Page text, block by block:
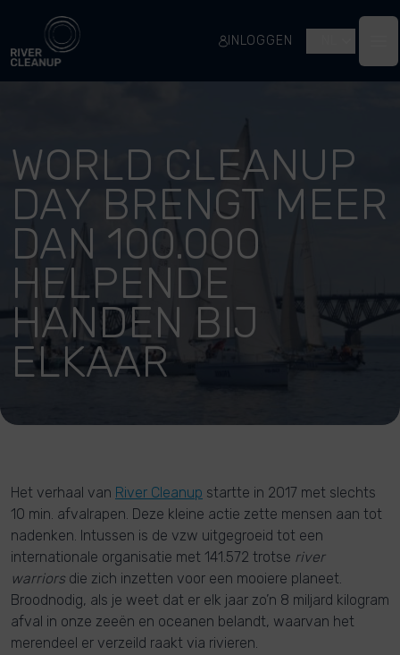
River Cleanup
INLOGGEN
WORLD CLEANUP
DAY BRENGT MEER
DAN 100.000
HELPENDE
HANDEN BIJ
ELKAAR
Het verhaal van River Cleanup startte in 2017 met slechts
10 min. afvalrapen. Deze kleine actie zette mensen aan tot
nadenken. Intussen is de vzw uitgegroeid tot een
internationale organisatie met 141.572 trotse river
warriors die zich inzetten voor een mooiere planeet.
Broodnodig, als je weet dat er elk jaar zo’n 8 miljard kilogram
afval in onze zeeën en oceanen belandt, waarvan het
merendeel er verzeild raakt via rivieren.